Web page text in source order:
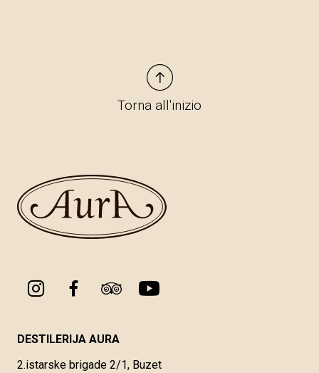
Torna all'inizio
DESTILERIJA AURA
2.istarske brigade 2/1, Buzet